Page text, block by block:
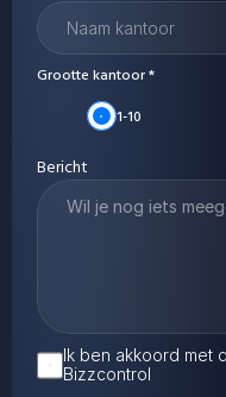
Grootte kantoor *
1-10
Bericht
Ik ben akkoord met
Bizzcontrol